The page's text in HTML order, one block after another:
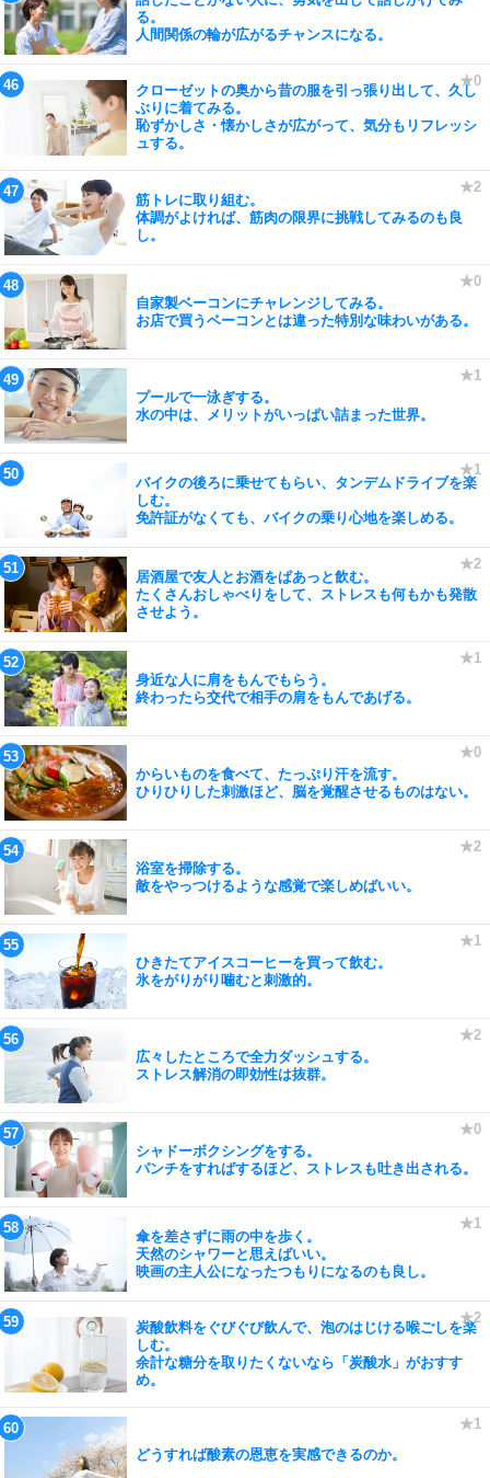
る。
人間関係の輪が広がるチャンスになる。
クローゼットの奥から昔の服を引っ張り出して、久し
ぶりに着てみる。
恥ずかしさ・懐かしさが広がって、気分もリフレッシ
ュする。
筋トレに取り組む。
体調がよければ、筋肉の限界に挑戦してみるのも良
し。
自家製ベーコンにチャレンジしてみる。
お店で買うベーコンとは違った特別な味わいがある。
プールで一泳ぎする。
水の中は、メリットがいっぱい詰まった世界。
バイクの後ろに乗せてもらい、タンデムドライブを楽
しむ。
免許証がなくても、バイクの乗り心地を楽しめる。
居酒屋で友人とお酒をぱあっと飲む。
たくさんおしゃべりをして、ストレスも何もかも発散
させよう。
身近な人に肩をもんでもらう。
終わったら交代で相手の肩をもんであげる。
からいものを食べて、たっぷり汗を流す。
ひりひりした刺激ほど、脳を覚醒させるものはない。
浴室を掃除する。
敵をやっつけるような感覚で楽しめばいい。
ひきたてアイスコーヒーを買って飲む。
氷をがりがり噛むと刺激的。
広々したところで全力ダッシュする。
ストレス解消の即効性は抜群。
シャドーボクシングをする。
パンチをすればするほど、ストレスも吐き出される。
傘を差さずに雨の中を歩く。
天然のシャワーと思えばいい。
映画の主人公になったつもりになるのも良し。
炭酸飲料をぐびぐび飲んで、泡のはじける喉ごしを楽
しむ。
余計な糖分を取りたくないなら「炭酸水」がおすす
め。
どうすれば酸素の恩恵を実感できるのか。